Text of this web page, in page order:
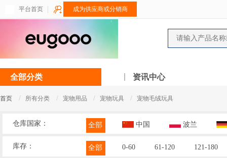
平台首页 成为供应商或分销商
全部分类 资讯中心
首页 / 所有分类 / 宠物用品 / 宠物玩具 / 宠物毛绒玩具
仓库国家： 全部 中国 波兰
库存： 全部 0-60 61-120 121-180